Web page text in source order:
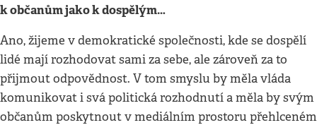
k občanům jako k dospělým…
Ano, žijeme v demokratické společnosti, kde se dospělí
lidé mají rozhodovat sami za sebe, ale zároveň za to
přijmout odpovědnost. V tom smyslu by měla vláda
komunikovat i svá politická rozhodnutí a měla by svým
občanům poskytnout v mediálním prostoru přehlceném